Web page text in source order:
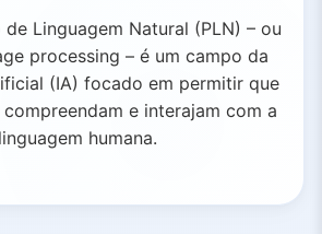
de Linguagem Natural (PLN) – ou
processing – é um campo da
(IA) focado em permitir que
e interajam com a
linguagem humana.